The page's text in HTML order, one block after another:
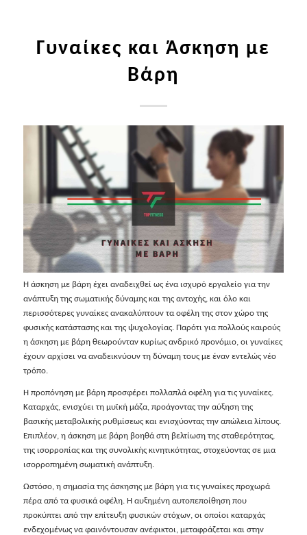
Γυναίκες και Άσκηση με
Βάρη
Η άσκηση με βάρη έχει αναδειχθεί ως ένα ισχυρό εργαλείο για την
ανάπτυξη της σωματικής δύναμης και της αντοχής, και όλο και
περισσότερες γυναίκες ανακαλύπτουν τα οφέλη της στον χώρο της
φυσικής κατάστασης και της ψυχολογίας. Παρότι για πολλούς καιρούς
η άσκηση με βάρη θεωρούνταν κυρίως ανδρικό προνόμιο, οι γυναίκες
έχουν αρχίσει να αναδεικνύουν τη δύναμη τους με έναν εντελώς νέο
τρόπο.
Η προπόνηση με βάρη προσφέρει πολλαπλά οφέλη για τις γυναίκες.
Καταρχάς, ενισχύει τη μυϊκή μάζα, προάγοντας την αύξηση της
βασικής μεταβολικής ρυθμίσεως και ενισχύοντας την απώλεια λίπους.
Επιπλέον, η άσκηση με βάρη βοηθά στη βελτίωση της σταθερότητας,
της ισορροπίας και της συνολικής κινητικότητας, στοχεύοντας σε μια
ισορροπημένη σωματική ανάπτυξη.
Ωστόσο, η σημασία της άσκησης με βάρη για τις γυναίκες προχωρά
πέρα από τα φυσικά οφέλη. Η αυξημένη αυτοπεποίθηση που
προκύπτει από την επίτευξη φυσικών στόχων, οι οποίοι καταρχάς
ενδεχομένως να φαινόντουσαν ανέφικτοι, μεταφράζεται και στην